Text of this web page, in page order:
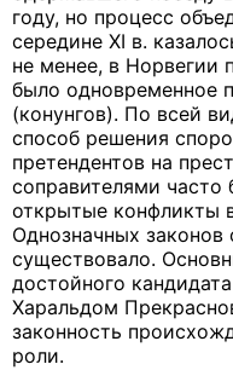
году, но процесс
середине XI в.
не менее, в
было одновременное
(конунгов). По всей
способ решения
претендентов на
соправителями
открытые конфликты
Однозначных законов
существовало.
достойного
Харальдом
законность
роли.